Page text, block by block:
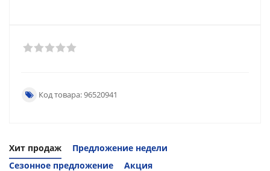
Код товара: 96520941
Хит продаж
Предложение недели
Сезонное предложение
Акция